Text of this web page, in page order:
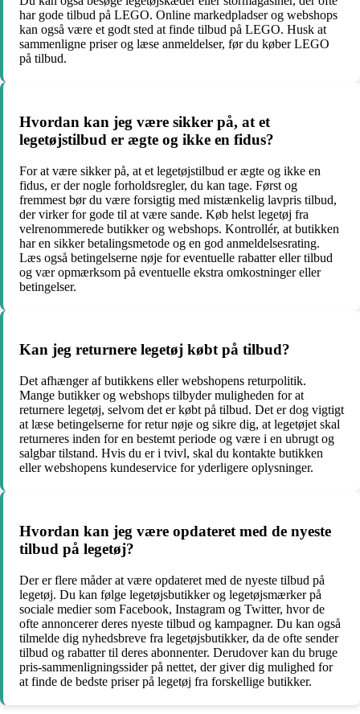
har gode tilbud på LEGO. Online markedpladser og webshops
kan også være et godt sted at finde tilbud på LEGO. Husk at
sammenligne priser og læse anmeldelser, før du køber LEGO
på tilbud.
Hvordan kan jeg være sikker på, at et
legetøjstilbud er ægte og ikke en fidus?
For at være sikker på, at et legetøjstilbud er ægte og ikke en
fidus, er der nogle forholdsregler, du kan tage. Først og
fremmest bør du være forsigtig med mistænkelig lavpris tilbud,
der virker for gode til at være sande. Køb helst legetøj fra
velrenommerede butikker og webshops. Kontrollér, at butikken
har en sikker betalingsmetode og en god anmeldelsesrating.
Læs også betingelserne nøje for eventuelle rabatter eller tilbud
og vær opmærksom på eventuelle ekstra omkostninger eller
betingelser.
Kan jeg returnere legetøj købt på tilbud?
Det afhænger af butikkens eller webshopens returpolitik.
Mange butikker og webshops tilbyder muligheden for at
returnere legetøj, selvom det er købt på tilbud. Det er dog vigtigt
at læse betingelserne for retur nøje og sikre dig, at legetøjet skal
returneres inden for en bestemt periode og være i en ubrugt og
salgbar tilstand. Hvis du er i tvivl, skal du kontakte butikken
eller webshopens kundeservice for yderligere oplysninger.
Hvordan kan jeg være opdateret med de nyeste
tilbud på legetøj?
Der er flere måder at være opdateret med de nyeste tilbud på
legetøj. Du kan følge legetøjsbutikker og legetøjsmærker på
sociale medier som Facebook, Instagram og Twitter, hvor de
ofte annoncerer deres nyeste tilbud og kampagner. Du kan også
tilmelde dig nyhedsbreve fra legetøjsbutikker, da de ofte sender
tilbud og rabatter til deres abonnenter. Derudover kan du bruge
pris-sammenligningssider på nettet, der giver dig mulighed for
at finde de bedste priser på legetøj fra forskellige butikker.